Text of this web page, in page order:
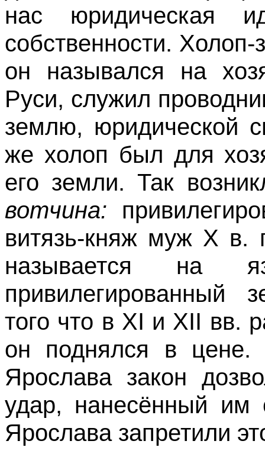
нас юридическая
собственности.
он назывался на
Руси, служил
землю, юридической
же холоп был для
его земли. Так
вотчина:
витязь-княж муж Х в.
называется на
привилегированный
того что в XI и XII вв.
он поднялся в
Ярослава закон
удар, нанесённый им
Ярослава запретили